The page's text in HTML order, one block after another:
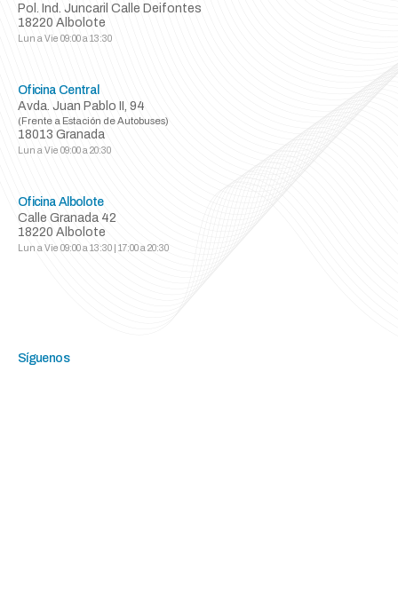
Pol. Ind. Juncaril Calle Deifontes
18220 Albolote
Lun a Vie 09:00 a 13:30
Oficina Central
Avda. Juan Pablo II, 94
(Frente a Estación de Autobuses)
18013 Granada
Lun a Vie 09:00 a 20:30
Oficina Albolote
Calle Granada 42
18220 Albolote
Lun a Vie 09:00 a 13:30 | 17:00 a 20:30
Síguenos